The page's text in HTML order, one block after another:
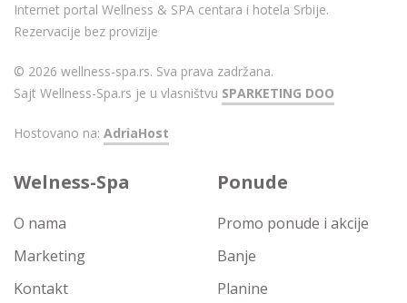
Internet portal Wellness & SPA centara i hotela Srbije.
Rezervacije bez provizije
© 2026 wellness-spa.rs. Sva prava zadržana.
Sajt Wellness-Spa.rs je u vlasništvu SPARKETING DOO
Hostovano na: AdriaHost
Welness-Spa
O nama
Marketing
Kontakt
Ponude
Promo ponude i akcije
Banje
Planine